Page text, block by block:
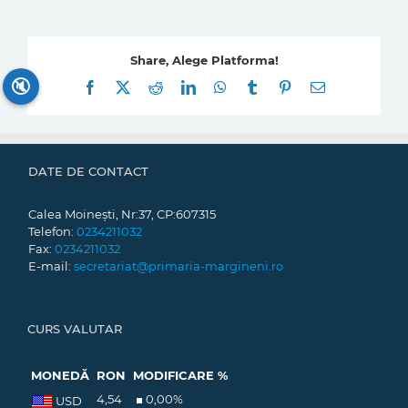
Share, Alege Platforma!
Facebook
RedditLinkedInWhatsApp
Tumblr Pinterest
E-
DATE DE CONTACT
Calea Moinești, Nr:37, CP:607315
Telefon: 0234211032
Fax: 0234211032
E-mail: secretariat@primaria-margineni.ro
CURS VALUTAR
MONEDĂ RON
MODIFICARE %
USD
4,54 0,00%
🔇